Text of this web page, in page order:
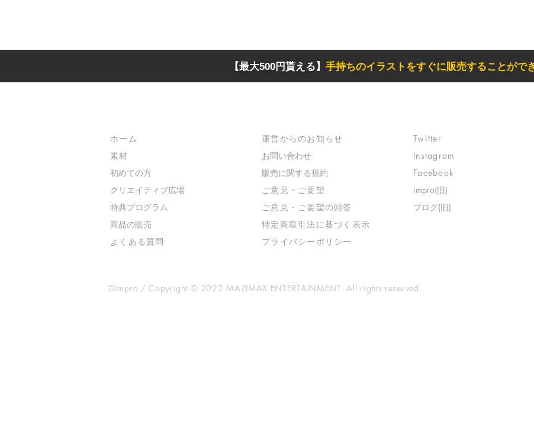
【最大500円貰える】 手持ちのイラストをすぐに販売することがで
ホーム
素材
初めての方
​クリエイティブ広場
​特典プログラム
​商品の販売
よくある質問
​運営からのお知らせ
お問い合わせ
​販売に関する規約
​ご意見・ご要望
​ご意見・ご要望の回答
特定商取引法に基づく表示
​プライバシーポリシー
Twitter
Instagram
Facebook
impro(旧)​
ブログ(旧)
©impro / Copyright © 2022 MAZIMAX ENTERTAINMENT. All rights reserved.